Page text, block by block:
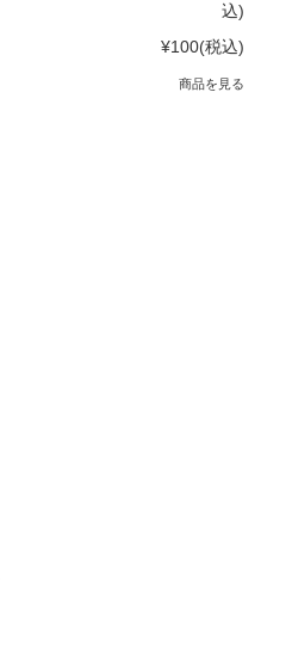
込)
¥100(税込)
商品を見る